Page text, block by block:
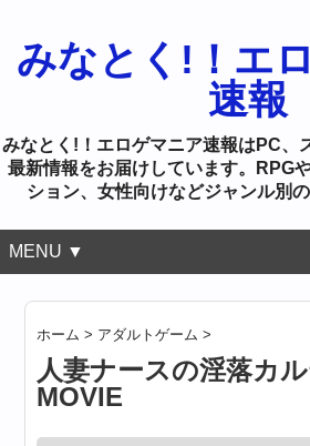
みなとく!！エ
速報
みなとく!！エロゲマニア速報はPC、
最新情報をお届けしています。RPG
ション、女性向けなどジャンル別
MENU ▼
ホーム > アダルトゲーム >
人妻ナースの淫落カ
MOVIE